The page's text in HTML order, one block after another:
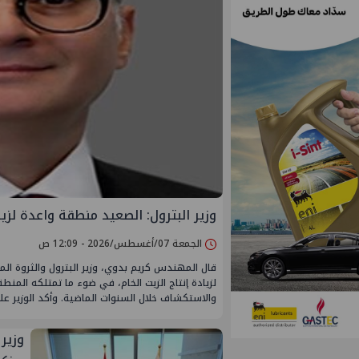
وزير البترول: الصعيد منطقة واعدة
الجمعة 07/أغسطس/2026 - 12:09 ص
قال المهندس كريم بدوي، وزير البترول والثروة
لزيادة إنتاج الزيت الخام، في ضوء ما تمتلكه
والاستكشاف خلال السنوات الماضية. وأكد الوزير